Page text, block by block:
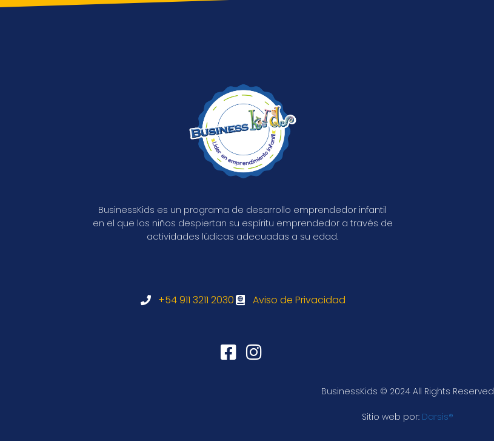
BusinessKids es un programa de desarrollo emprendedor infantil
en el que los niños despiertan su espíritu emprendedor a través de
actividades lúdicas adecuadas a su edad.
+54 911 3211 2030 Aviso de Privacidad
BusinessKids © 2024 All Rights Reserved
Sitio web por: Darsis®